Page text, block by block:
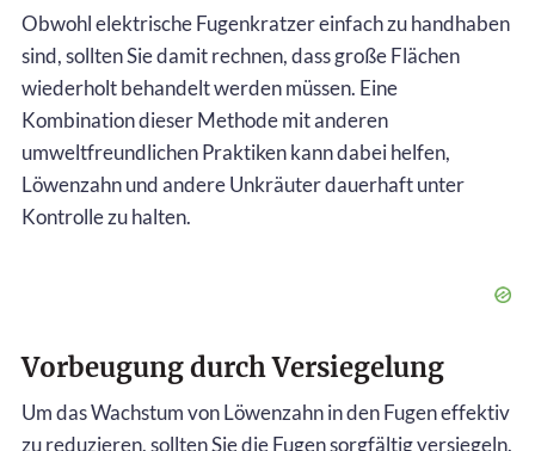
Obwohl elektrische Fugenkratzer einfach zu handhaben
sind, sollten Sie damit rechnen, dass große Flächen
wiederholt behandelt werden müssen. Eine
Kombination dieser Methode mit anderen
umweltfreundlichen Praktiken kann dabei helfen,
Löwenzahn und andere Unkräuter dauerhaft unter
Kontrolle zu halten.
Vorbeugung durch Versiegelung
Um das Wachstum von Löwenzahn in den Fugen effektiv
zu reduzieren, sollten Sie die Fugen sorgfältig versiegeln.